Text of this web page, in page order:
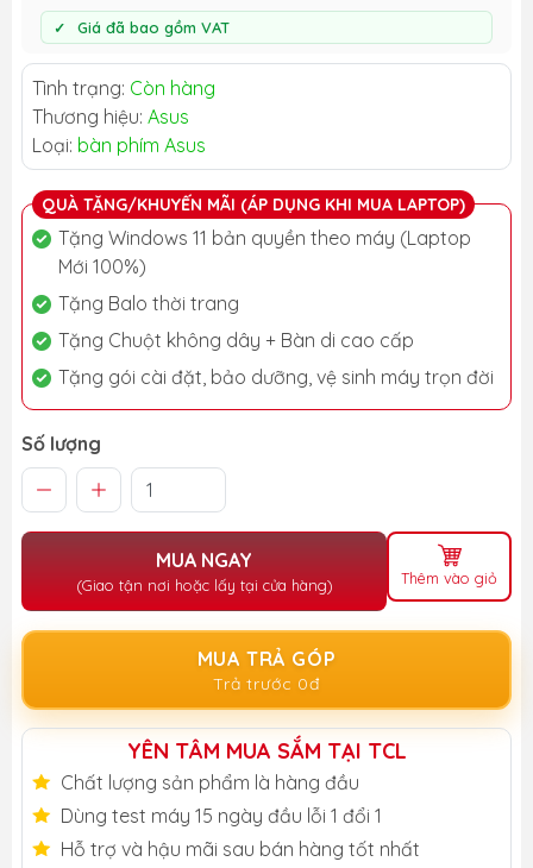
Giá đã bao gồm VAT
Tình trạng: Còn hàng
Thương hiệu: Asus
Loại: bàn phím Asus
QUÀ TẶNG/KHUYẾN MÃI (ÁP DỤNG KHI MUA LAPTOP)
Tặng Windows 11 bản quyền theo máy (Laptop
Mới 100%)
Tặng Balo thời trang
Tặng Chuột không dây + Bàn di cao cấp
Tặng gói cài đặt, bảo dưỡng, vệ sinh máy trọn đời
Số lượng
MUA NGAY
(Giao tận nơi hoặc lấy tại cửa hàng) Thêm vào giỏ
MUA TRẢ GÓP
Trả trước 0đ
YÊN TÂM MUA SẮM TẠI TCL
Chất lượng sản phẩm là hàng đầu
Dùng test máy 15 ngày đầu lỗi 1 đổi 1
Hỗ trợ và hậu mãi sau bán hàng tốt nhất